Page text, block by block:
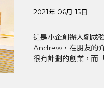
2021年 06月 15日
這是小企創辦人劉成強先生 Andrew的創業
Andrew，在朋友的
很有計劃的創業，而